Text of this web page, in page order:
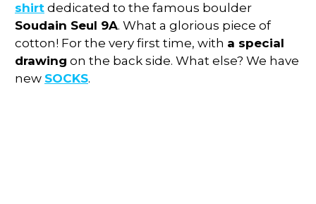
shirt dedicated to the famous boulder
Soudain Seul 9A. What a glorious piece of
cotton! For the very first time, with a special
drawing on the back side. What else? We have
new SOCKS.